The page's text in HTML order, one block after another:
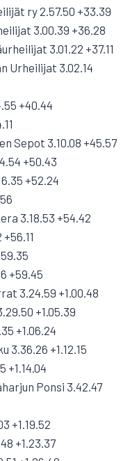
ry 2.57.50 +33.39
3.00.39 +36.28
3.01.22 +37.11
Urheilijat 3.02.14
+40.44
Sepot 3.10.08 +45.57
+50.43
+52.24
3.18.53 +54.42
+59.45
3.24.59 +1.00.48
+1.05.39
+1.06.24
3.36.26 +1.12.15
+1.14.04
Ponsi 3.42.47
+1.19.52
+1.23.37